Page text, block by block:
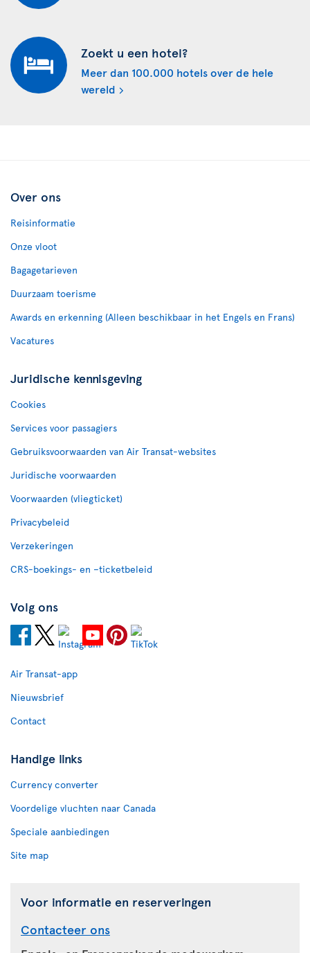
Zoekt u een hotel?
Meer dan 100.000 hotels over de hele
wereld
Over ons
Reisinformatie
Onze vloot
Bagagetarieven
Duurzaam toerisme
Awards en erkenning (Alleen beschikbaar in het Engels en Frans)
Vacatures
Juridische kennisgeving
Cookies
Services voor passagiers
Gebruiksvoorwaarden van Air Transat-websites
Juridische voorwaarden
Voorwaarden (vliegticket)
Privacybeleid
Verzekeringen
CRS-boekings- en –ticketbeleid
Volg ons
Air Transat-app
Nieuwsbrief
Contact
Handige links
Currency converter
Voordelige vluchten naar Canada
Speciale aanbiedingen
Site map
Voor informatie en reserveringen
Contacteer ons